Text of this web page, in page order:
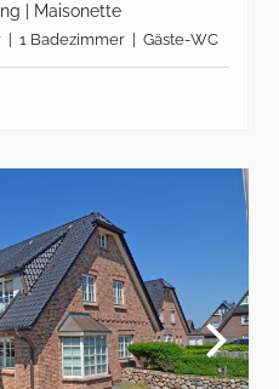
| Maisonette
1 Badezimmer | Gäste-WC